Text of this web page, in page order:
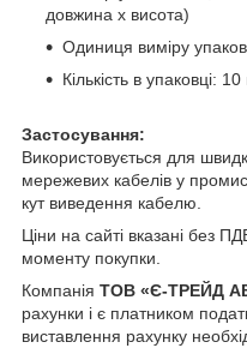
довжина x висота)
Одиниця виміру
Кількість в упаковці:
Застосування:
Використовується для
мережевих кабелів у
кут виведення кабелю.
Ціни на сайті вказані без
моменту покупки.
Компанія ТОВ «Є-ТРЕЙД
рахунки і є платником
виставлення рахунку